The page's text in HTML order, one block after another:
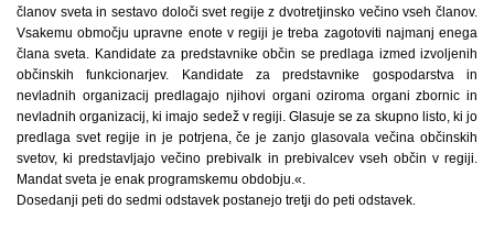
članov sveta in sestavo določi svet regije z dvotretjinsko večino vseh članov.
Vsakemu območju upravne enote v regiji je treba zagotoviti najmanj enega
člana sveta. Kandidate za predstavnike občin se predlaga izmed izvoljenih
občinskih funkcionarjev. Kandidate za predstavnike gospodarstva in
nevladnih organizacij predlagajo njihovi organi oziroma organi zbornic in
nevladnih organizacij, ki imajo sedež v regiji. Glasuje se za skupno listo, ki jo
predlaga svet regije in je potrjena, če je zanjo glasovala večina občinskih
svetov, ki predstavljajo večino prebivalk in prebivalcev vseh občin v regiji.
Mandat sveta je enak programskemu obdobju.«.
Dosedanji peti do sedmi odstavek postanejo tretji do peti odstavek.